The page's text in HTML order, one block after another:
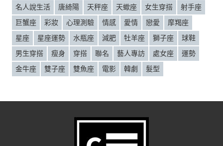
名人說生活
唐綺陽 天秤座 天蠍座 女生穿搭
射手座
巨蟹座
彩妝 心理測驗 情感 愛情 戀愛
摩羯座
星座
星座運勢 水瓶座 減肥 牡羊座 獅子座
球鞋
男生穿搭
瘦身 穿搭 聯名 藝人專訪 處女座
運勢
金牛座
雙子座 雙魚座 電影 韓劇 髮型